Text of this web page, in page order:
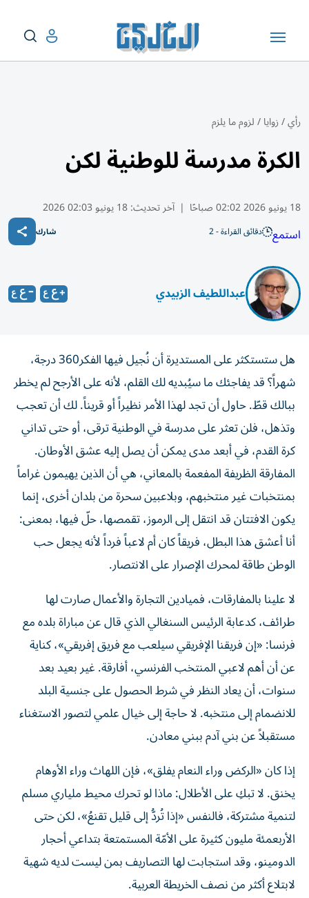
رأي/زوايا/لزوم ما يلزم
الكرة مدرسة للوطنية لكن
18 يونيو 2026 02:02 صباحًا | آخر تحديث:18 يونيو 02:03 2026
استمع دقائق القراءة - 2 شارك
عبداللطيف الزبيدي
هل ستستكثر على المستديرة أن نُجيل فيها الفكر360 درجة،
شهراً؟ قد يفاجئك ما سيُبديه لك القلم، لأنه على الأرجح لم يخطر
ببالك قطّ. حاول أن تجد لهذا الأمر نظيراً أو قريناً. لك أن تعجب
وتذهل، فلن تعثر على مدرسة في الوطنية ترقى، أو حتى تداني
كرة القدم، في أبعد مدى يمكن أن يصل إليه عشق الأوطان.
المفارقة الظريفة المفعمة بالمعاني، هي أن الذين يهيمون غراماً
بمنتخبات غير منتخبهم، وبلاعبين سحرة من بلدان أخرى، إنما
يكون الافتتان قد انتقل إلى الرموز، تقمصها، حلّ فيها، بمعنى:
أنا أعشق هذا البطل، فريقاً كان أم لاعباً فرداً لأنه يجعل حب
الوطن طاقة لمحرك الإصرار على الانتصار.
لا علينا بالمفارقات، فميادين التجارة والأعمال صارت لها
طرائف، كدعابة الرئيس السنغالي الذي قال عن مباراة بلده مع
فرنسا: «إن فريقنا الإفريقي سيلعب مع فريق إفريقي»، كناية
عن أن أهم لاعبي المنتخب الفرنسي، أفارقة. غير بعيد بعد
سنوات، أن يعاد النظر في شرط الحصول على جنسية البلد
للانضمام إلى منتخبه. لا حاجة إلى خيال علمي لتصور الاستغناء
مستقبلاً عن بني آدم ببني معادن.
إذا كان «الركض وراء النعام يفلق»، فإن اللهاث وراء الأوهام
يخنق. لا تبكِ على الأطلال: ماذا لو تحرك محيط ملياري مسلم
لتنمية مشتركة، فالنفس «إذا تُردُّ إلى قليل تقنعُ»، لكن حتى
الأربعمئة مليون كثيرة على الأمّة المستمتعة بتداعي أحجار
الدومينو، وقد استجابت لها التصاريف بمن ليست لديه شهية
لابتلاع أكثر من نصف الخريطة العربية.